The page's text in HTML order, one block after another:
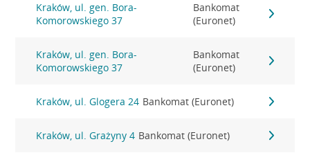
Kraków, ul. gen. Bora-
Komorowskiego 37
Bankomat
(Euronet)
Kraków, ul. gen. Bora-
Komorowskiego 37
Bankomat
(Euronet)
Kraków, ul. Glogera 24 Bankomat (Euronet)
Kraków, ul. Grażyny 4 Bankomat (Euronet)